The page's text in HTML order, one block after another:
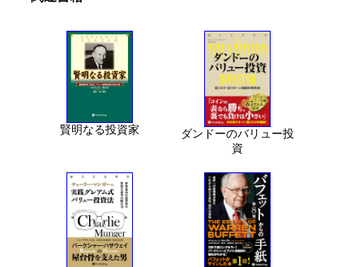
賢明なる投資家
ダンドーのバリュー投
資